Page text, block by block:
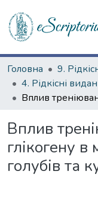
Головна
Вплив
глікогену в
голубів та